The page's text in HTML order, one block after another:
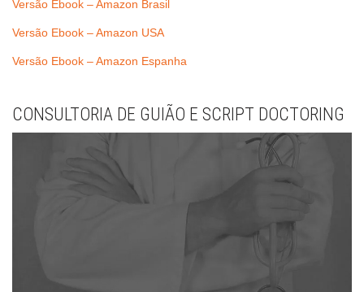
Versão Ebook – Amazon Brasil
Versão Ebook – Amazon USA
Versão Ebook – Amazon Espanha
CONSULTORIA DE GUIÃO E SCRIPT DOCTORING